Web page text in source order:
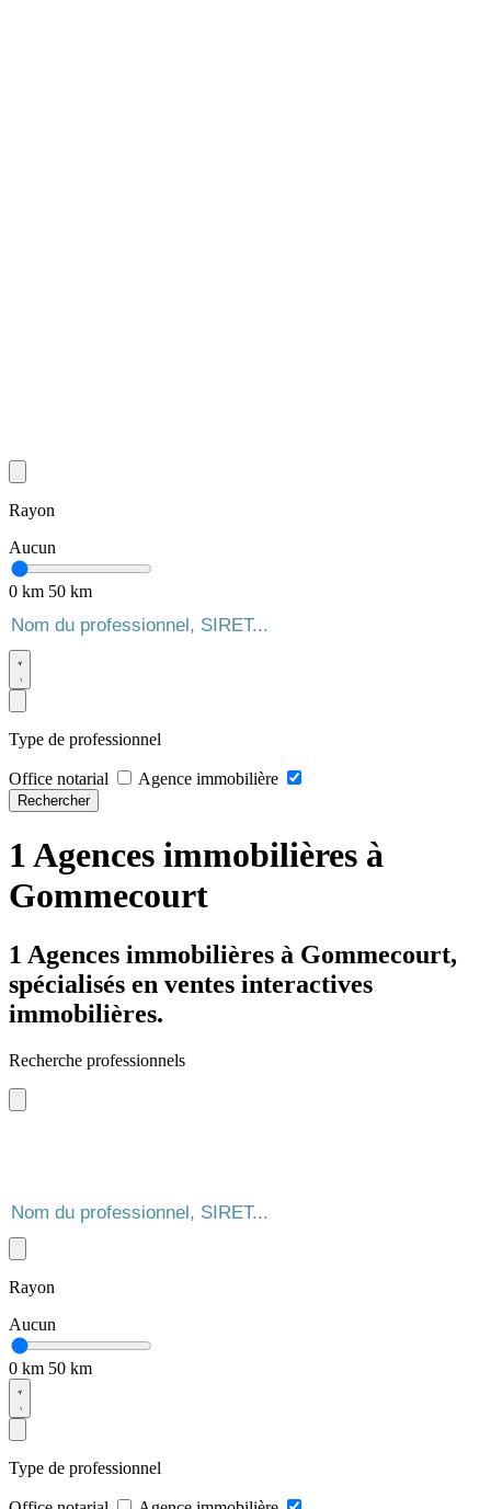
Rayon
Aucun
0 km 50 km
Type de professionnel
Office notarial Agence immobilière
Rechercher
1 Agences immobilières à
Gommecourt
1 Agences immobilières à Gommecourt,
spécialisés en ventes interactives
immobilières.
Recherche professionnels
Rayon
Aucun
0 km 50 km
Type de professionnel